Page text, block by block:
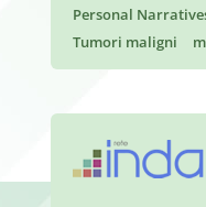
Personal
Tumori maligni